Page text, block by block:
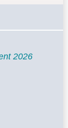
2026